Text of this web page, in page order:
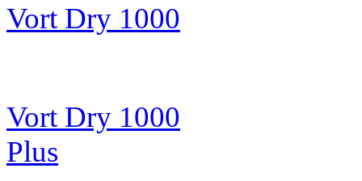
Vort Dry 1000
Vort Dry 1000
Plus